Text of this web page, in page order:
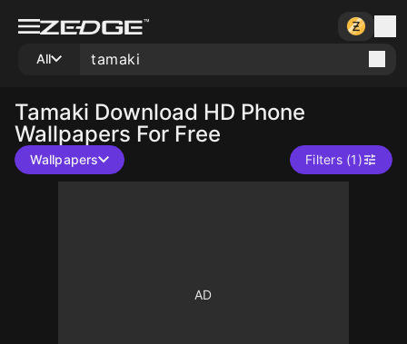
All
Tamaki Download HD Phone
Wallpapers For Free
Wallpapers Filters (1)